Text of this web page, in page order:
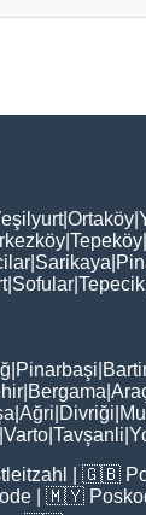
|Ortaköy
Tepeköy
Sarikaya
| Sofular Tepecik
Pinarbaşi
Bergama
Ağri Divriği
Varto Tavşanli
| 🇬🇧
| 🇲🇾